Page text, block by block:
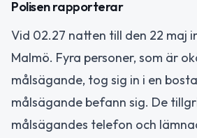
Polisen rapporterar
Vid 02.27 natten till den 22 maj
Malmö. Fyra personer, som är
målsägande, tog sig in i en
målsägande befann sig. De
målsägandes telefon och